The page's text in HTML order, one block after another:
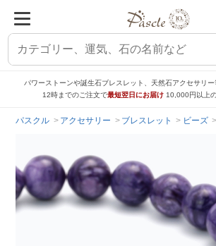
パワーストーンや誕生石ブレスレット、天然石アクセサリ
12時までのご注文で最短翌日にお届け 10,000円以上
パスクル アクセサリー ブレスレット ビーズ